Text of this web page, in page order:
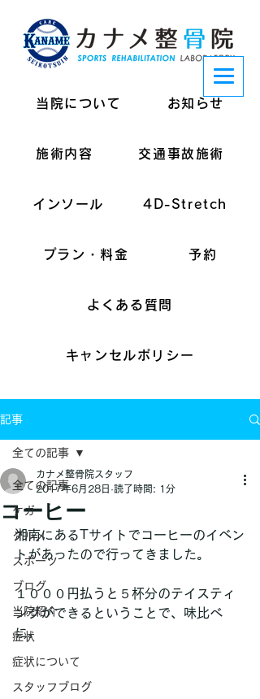
当院について お知らせ
施術内容 交通事故施術
インソール 4D-Stretch
プラン・料金 予約
よくある質問
キャンセルポリシー
記事
全ての記事
ケガ
グルメ
スポーツ
ブログ
当院紹介
症状
症状について
スタッフブログ
全ての記事
コーヒー
カナメ整骨院スタッフ
2017年6月28日 読了時間: 1分
湘南にあるTサイトでコーヒーのイベン
トがあったので行ってきました。
１０００円払うと５杯分のテイスティ
ングができるということで、味比べ
に。